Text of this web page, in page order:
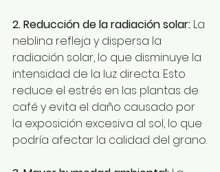
2. Reducción de la radiación solar: La
neblina refleja y dispersa la
radiación solar, lo que disminuye la
intensidad de la luz directa. Esto
reduce el estrés en las plantas de
café y evita el daño causado por
la exposición excesiva al sol, lo que
podría afectar la calidad del grano.